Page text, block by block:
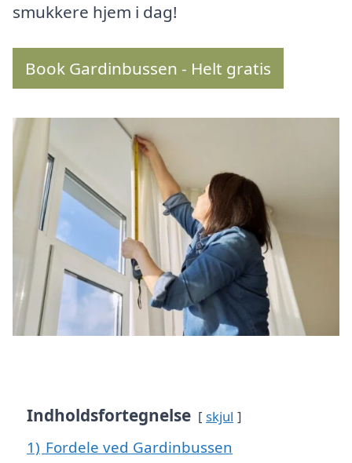
smukkere hjem i dag!
Book Gardinbussen - Helt gratis
Indholdsfortegnelse skjul
1) Fordele ved Gardinbussen